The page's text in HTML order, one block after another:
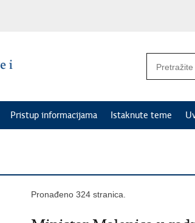
Pristup informacijama Istaknute teme
Pronađeno 324 stranica.